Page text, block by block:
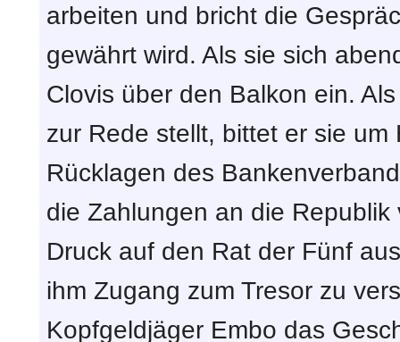
arbeiten und bricht die
gewährt wird. Als sie sich
Clovis über den Balkon ein.
zur Rede stellt, bittet er sie
Rücklagen des
die Zahlungen an die
Druck auf den Rat der Fünf
ihm Zugang zum Tresor zu
Kopfgeldjäger Embo das